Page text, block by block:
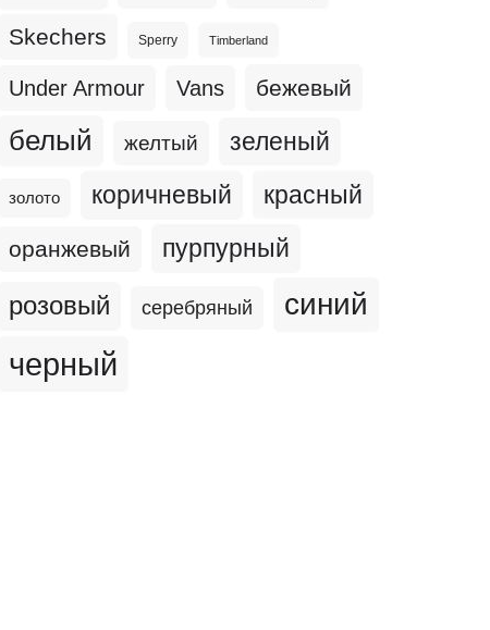
Skechers Sperry Timberland
Under Armour Vans бежевый
белый желтый зеленый
золото коричневый красный
оранжевый пурпурный
розовый серебряный синий
черный